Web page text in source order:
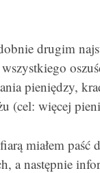
drugim
pieniędzy,
(cel: więcej
miałem
a następnie